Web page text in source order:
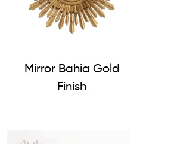
Mirror Bahia Gold
Finish